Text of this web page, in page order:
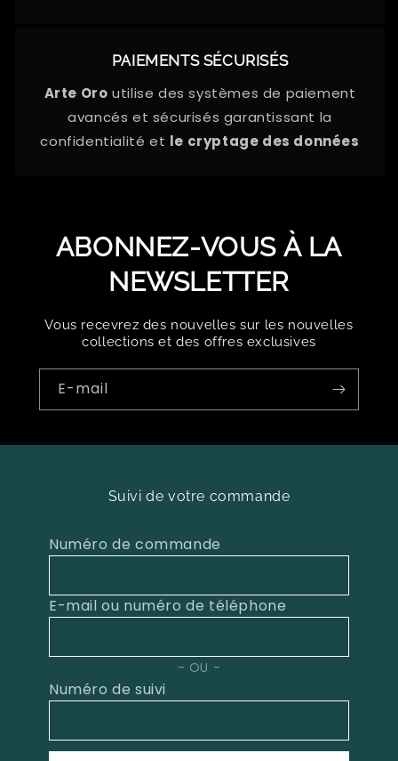
PAIEMENTS SÉCURISÉS
Arte Oro utilise des systèmes de paiement
avancés et sécurisés garantissant la
confidentialité et le cryptage des données
ABONNEZ-VOUS À LA
NEWSLETTER
Vous recevrez des nouvelles sur les nouvelles
collections et des offres exclusives
E-mail
Suivi de votre commande
Numéro de commande
E-mail ou numéro de téléphone
OU
Numéro de suivi